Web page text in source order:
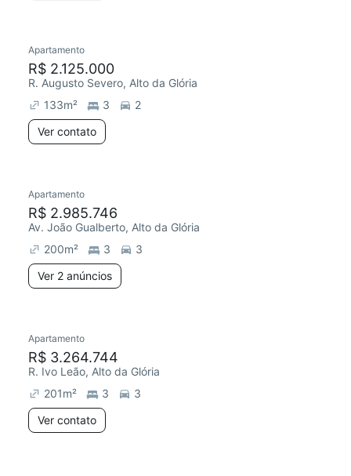
Apartamento
R$ 2.125.000
R. Augusto Severo, Alto da Glória
133m² 3
2
Ver contato
Apartamento
R$ 2.985.746
Av. João Gualberto, Alto da Glória
200m² 3
3
Ver 2 anúncios
Apartamento
R$ 3.264.744
R. Ivo Leão, Alto da Glória
201m² 3
3
Ver contato